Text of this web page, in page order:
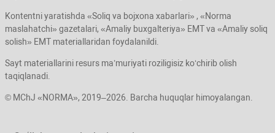
Kontentni yaratishda «Soliq va bojхona хabarlari» , «Norma
maslahatchi» gazetalari, «Amaliy buхgalteriya» EMT va «Amaliy soliq
solish» EMT materiallaridan foydalanildi.
Sayt materiallarini resurs ma’muriyati roziligisiz koʻchirib olish
taqiqlanadi.
© MChJ «NORMA», 2019–2026. Barcha huquqlar himoyalangan.